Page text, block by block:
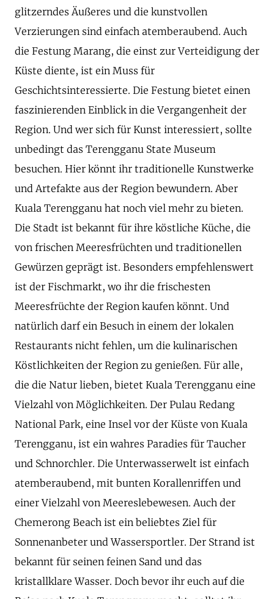
glitzerndes Äußeres und die kunstvollen
Verzierungen sind einfach atemberaubend. Auch
die Festung Marang, die einst zur Verteidigung der
Küste diente, ist ein Muss für
Geschichtsinteressierte. Die Festung bietet einen
faszinierenden Einblick in die Vergangenheit der
Region. Und wer sich für Kunst interessiert, sollte
unbedingt das Terengganu State Museum
besuchen. Hier könnt ihr traditionelle Kunstwerke
und Artefakte aus der Region bewundern. Aber
Kuala Terengganu hat noch viel mehr zu bieten.
Die Stadt ist bekannt für ihre köstliche Küche, die
von frischen Meeresfrüchten und traditionellen
Gewürzen geprägt ist. Besonders empfehlenswert
ist der Fischmarkt, wo ihr die frischesten
Meeresfrüchte der Region kaufen könnt. Und
natürlich darf ein Besuch in einem der lokalen
Restaurants nicht fehlen, um die kulinarischen
Köstlichkeiten der Region zu genießen. Für alle,
die die Natur lieben, bietet Kuala Terengganu eine
Vielzahl von Möglichkeiten. Der Pulau Redang
National Park, eine Insel vor der Küste von Kuala
Terengganu, ist ein wahres Paradies für Taucher
und Schnorchler. Die Unterwasserwelt ist einfach
atemberaubend, mit bunten Korallenriffen und
einer Vielzahl von Meereslebewesen. Auch der
Chemerong Beach ist ein beliebtes Ziel für
Sonnenanbeter und Wassersportler. Der Strand ist
bekannt für seinen feinen Sand und das
kristallklare Wasser. Doch bevor ihr euch auf die